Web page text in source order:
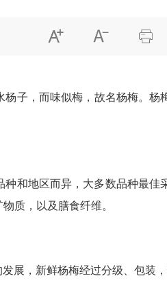
  
子，而味似梅，故名杨梅。杨
和地区而异，大多数品种最佳
质，以及膳食纤维。
展，新鲜杨梅经过分级、包装